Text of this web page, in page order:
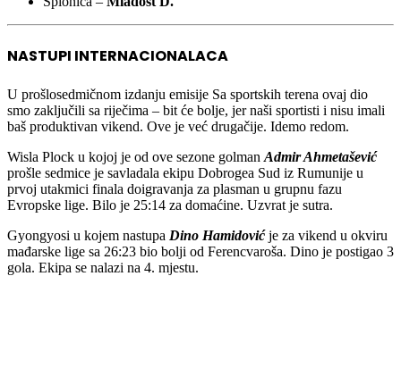
NASTUPI INTERNACIONALACA
U prošlosedmičnom izdanju emisije Sa sportskih terena ovaj dio
smo zaključili sa riječima – bit će bolje, jer naši sportisti i nisu imali
baš produktivan vikend. Ove je već drugačije. Idemo redom.
Wisla Plock u kojoj je od ove sezone golman Admir Ahmetašević
prošle sedmice je savladala ekipu Dobrogea Sud iz Rumunije u
prvoj utakmici finala doigravanja za plasman u grupnu fazu
Evropske lige. Bilo je 25:14 za domaćine. Uzvrat je sutra.
Gyongyosi u kojem nastupa Dino Hamidovićje za vikend u okviru
mađarske lige sa 26:23 bio bolji od Ferencvaroša. Dino je postigao 3
gola. Ekipa se nalazi na 4. mjestu.